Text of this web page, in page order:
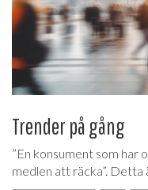
Trender på gång
”En konsument som har
medlen att räcka”. Detta